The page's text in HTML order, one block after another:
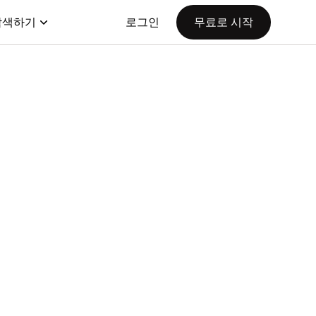
하기 로그인 무료로 시작